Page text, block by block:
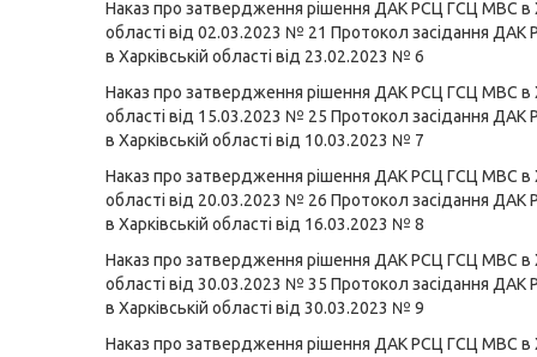
Наказ про затвердження рішення ДАК РСЦ ГСЦ МВС в
області від 02.03.2023 № 21 Протокол засідання
в Харківській області від 23.02.2023 № 6
Наказ про затвердження рішення ДАК РСЦ ГСЦ МВС в
області від 15.03.2023 № 25 Протокол засідання
в Харківській області від 10.03.2023 № 7
Наказ про затвердження рішення ДАК РСЦ ГСЦ МВС в
області від 20.03.2023 № 26 Протокол засідання
в Харківській області від 16.03.2023 № 8
Наказ про затвердження рішення ДАК РСЦ ГСЦ МВС в
області від 30.03.2023 № 35 Протокол засідання
в Харківській області від 30.03.2023 № 9
Наказ про затвердження рішення ДАК РСЦ ГСЦ МВС в